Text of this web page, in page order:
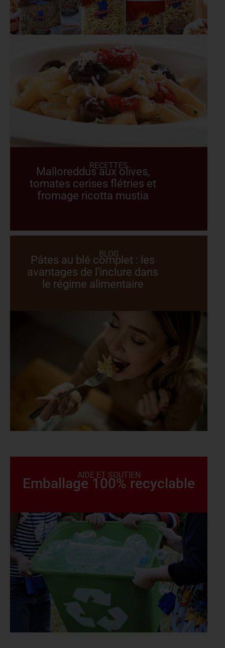
RECETTES
Malloreddus aux olives,
tomates cerises flétries et
fromage ricotta mustia
BLOG
Pâtes au blé complet : les
avantages de l’inclure dans
le régime alimentaire
AIDE ET SOUTIEN
Emballage 100% recyclable